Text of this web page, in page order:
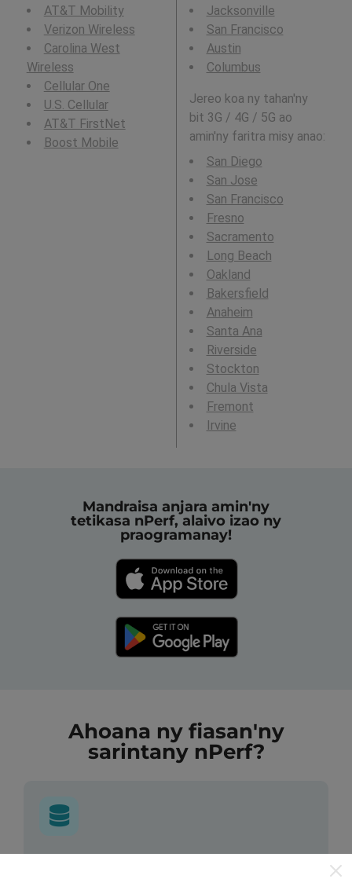
AT&T Mobility
Verizon Wireless
Carolina West
Wireless
Cellular One
U.S. Cellular
AT&T FirstNet
Boost Mobile
Jacksonville
San Francisco
Austin
Columbus
Jereo koa ny tahan'ny
bit 3G / 4G / 5G ao
amin'ny faritra misy anao:
San Diego
San Jose
San Francisco
Fresno
Sacramento
Long Beach
Oakland
Bakersfield
Anaheim
Santa Ana
Riverside
Stockton
Chula Vista
Fremont
Irvine
Mandraisa anjara amin'ny
tetikasa nPerf, alaivo izao ny
praogramanay!
Ahoana ny fiasan'ny
sarintany nPerf?